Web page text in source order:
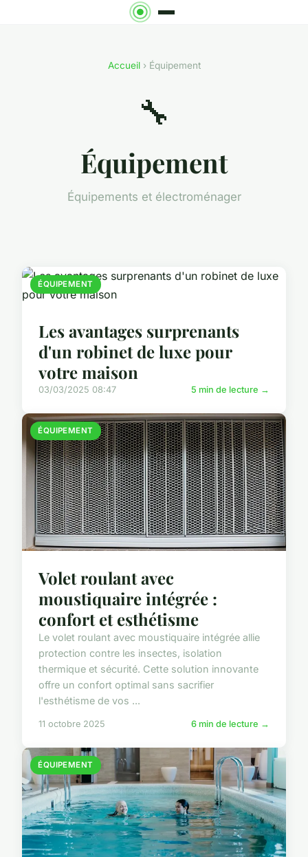
Accueil› Équipement
🔧
Équipement
Équipements et électroménager
ÉQUIPEMENT
Les avantages surprenants
d'un robinet de luxe pour
votre maison
03/03/2025 08:47 5 min de lecture →
ÉQUIPEMENT
Volet roulant avec
moustiquaire intégrée :
confort et esthétisme
Le volet roulant avec moustiquaire intégrée allie
protection contre les insectes, isolation
thermique et sécurité. Cette solution innovante
offre un confort optimal sans sacrifier
l'esthétisme de vos ...
11 octobre 2025 6 min de lecture →
ÉQUIPEMENT